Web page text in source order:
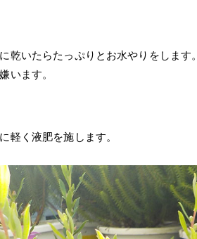
乾いたらたっぷりとお水やりをします。
います。
軽く液肥を施します。